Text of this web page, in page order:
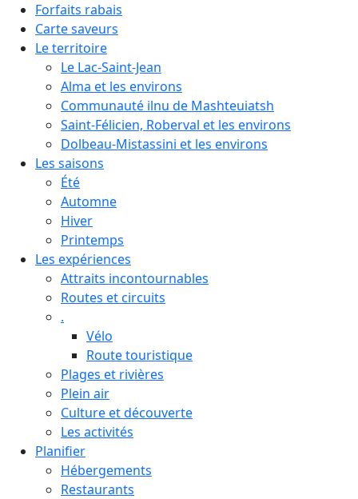
Forfaits rabais
Carte saveurs
Le territoire
Le Lac-Saint-Jean
Alma et les environs
Communauté ilnu de Mashteuiatsh
Saint-Félicien, Roberval et les environs
Dolbeau-Mistassini et les environs
Les saisons
Été
Automne
Hiver
Printemps
Les expériences
Attraits incontournables
Routes et circuits
.
Vélo
Route touristique
Plages et rivières
Plein air
Culture et découverte
Les activités
Planifier
Hébergements
Restaurants